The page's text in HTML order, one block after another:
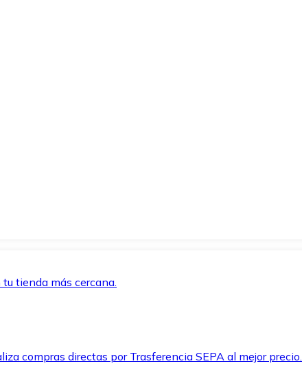
tienda más cercana.
compras directas por Trasferencia SEPA al mejor precio.